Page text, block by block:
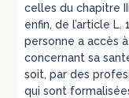
celles du chapitre
enfin, de l’article L.
personne a accès
concernant sa
soit, par des
qui sont